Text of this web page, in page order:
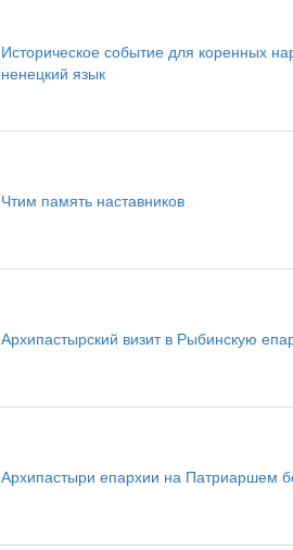
Историческое событие для коренных
ненецкий язык
Чтим память наставников
Архипастырский визит в Рыбинскую
Архипастыри епархии на Патриаршем